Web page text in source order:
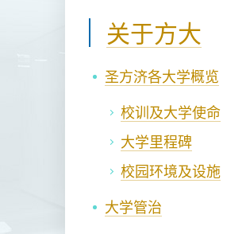
关于方大
圣方济各大学概览
校训及大学使命
大学里程碑
校园环境及设施
大学管治